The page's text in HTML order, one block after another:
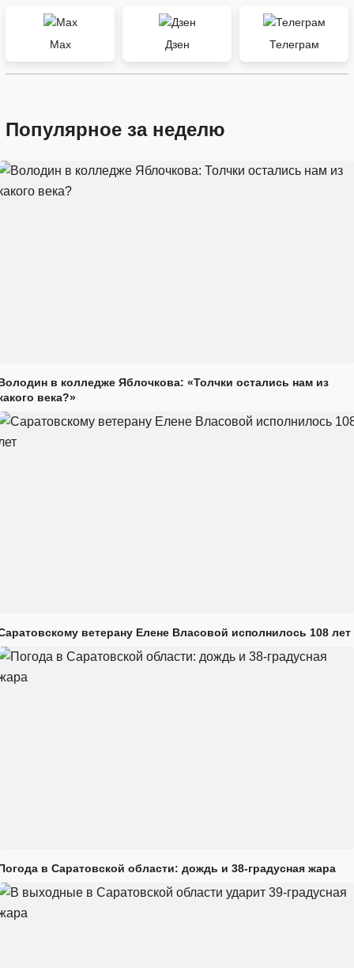
Max Дзен Телеграм
Популярное за неделю
в колледже Яблочкова: «Толчки остались нам из
века?»
ветерану Елене Власовой исполнилось 108 лет
в Саратовской области: дождь и 38-градусная жара